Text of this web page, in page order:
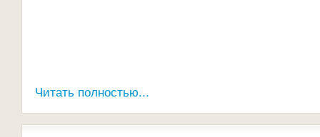
Читать полностью...